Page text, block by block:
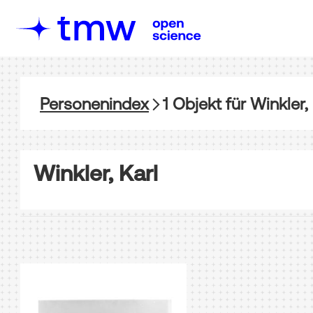
Personenindex 1 ObjektfürWinkler,
Winkler, Karl